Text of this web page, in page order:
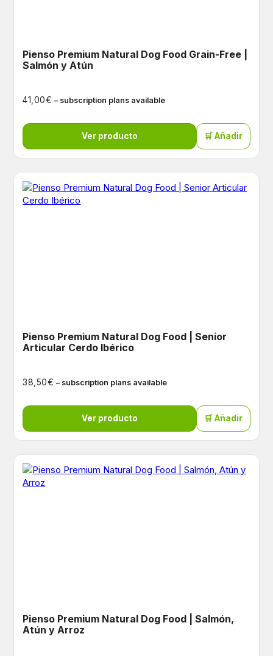
Pienso Premium Natural Dog Food Grain-Free |
Salmón y Atún
41,00€ – subscription plans available
Ver producto 🛒 Añadir
Pienso Premium Natural Dog Food | Senior
Articular Cerdo Ibérico
38,50€ – subscription plans available
Ver producto 🛒 Añadir
Pienso Premium Natural Dog Food | Salmón,
Atún y Arroz